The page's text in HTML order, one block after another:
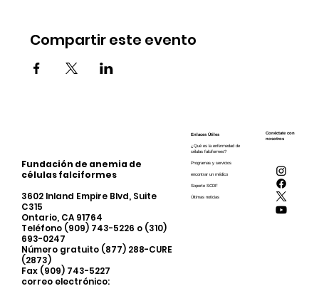
Compartir este evento
Fundación de anemia de
células falciformes
3602 Inland Empire Blvd, Suite
C315
Ontario, CA 91764
Teléfono (909) 743-5226 o (310)
693-0247
Número gratuito (877) 288-CURE
(2873)
Fax (909) 743-5227
correo electrónico:
Enlaces Útiles
¿Qué es la enfermedad de
células falciformes?
Programas y servicios
encontrar un médico
Soporte SCDF
Últimas noticias
Conéctate con
nosotros